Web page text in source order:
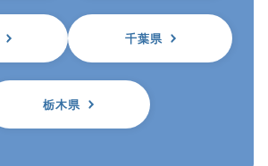
千葉県
栃木県